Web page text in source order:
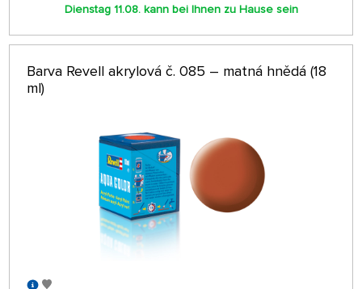
Dienstag 11.08. kann bei Ihnen zu Hause sein
Barva Revell akrylová č. 085 – matná hnědá (18
ml)